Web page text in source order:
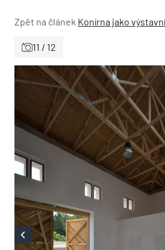
Zpět na článek Konírna jako
11 / 12